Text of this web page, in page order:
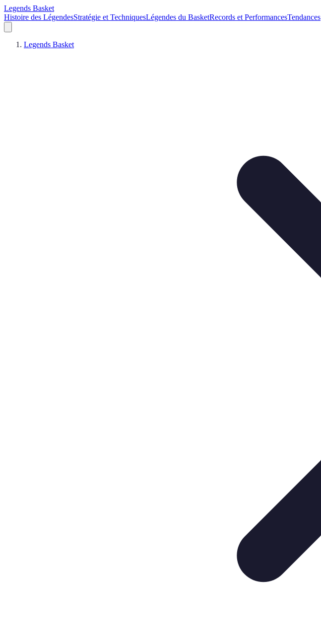
Legends Basket
Histoire des LégendesStratégie et TechniquesLégendes du BasketRecords et PerformancesTendances
Legends Basket